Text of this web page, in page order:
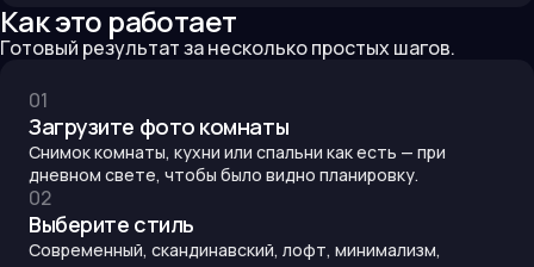
Как это работает
Готовый результат за несколько простых шагов.
01
Загрузите фото комнаты
Снимок комнаты, кухни или спальни как есть — при
дневном свете, чтобы было видно планировку.
02
Выберите стиль
Современный, скандинавский, лофт, минимализм,